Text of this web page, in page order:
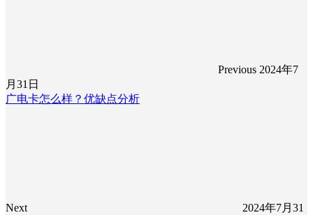
Previous 2024年7
月31日
广电卡怎么样？优缺点分析
Next 2024年7月31